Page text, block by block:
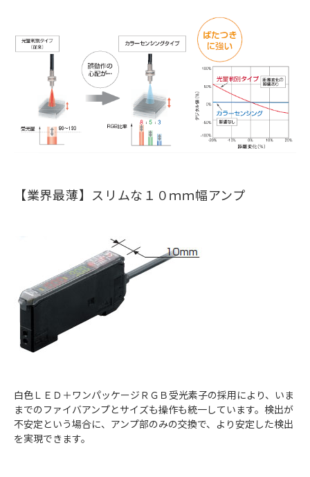
【業界最薄】スリムな１０ｍｍ幅アンプ
白色ＬＥＤ＋ワンパッケージＲＧＢ受光素子の採用により、いま
までのファイバアンプとサイズも操作も統一しています。検出が
不安定という場合に、アンプ部のみの交換で、より安定した検出
を実現できます。